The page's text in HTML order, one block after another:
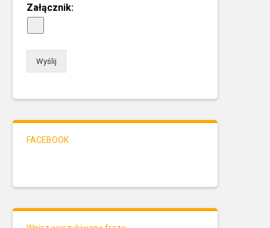
Załącznik:
Wyślij
FACEBOOK